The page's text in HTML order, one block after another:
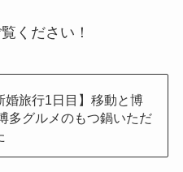
ください！
婚旅行1日目】移動と博
多グルメのもつ鍋いただ